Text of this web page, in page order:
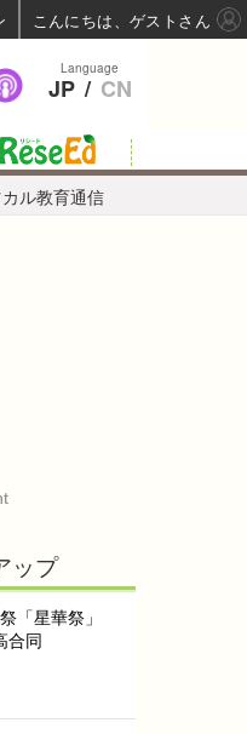
カル教育通信
ップ
「星華祭」
合同
Language
JP / CN
こんにちは、ゲストさん